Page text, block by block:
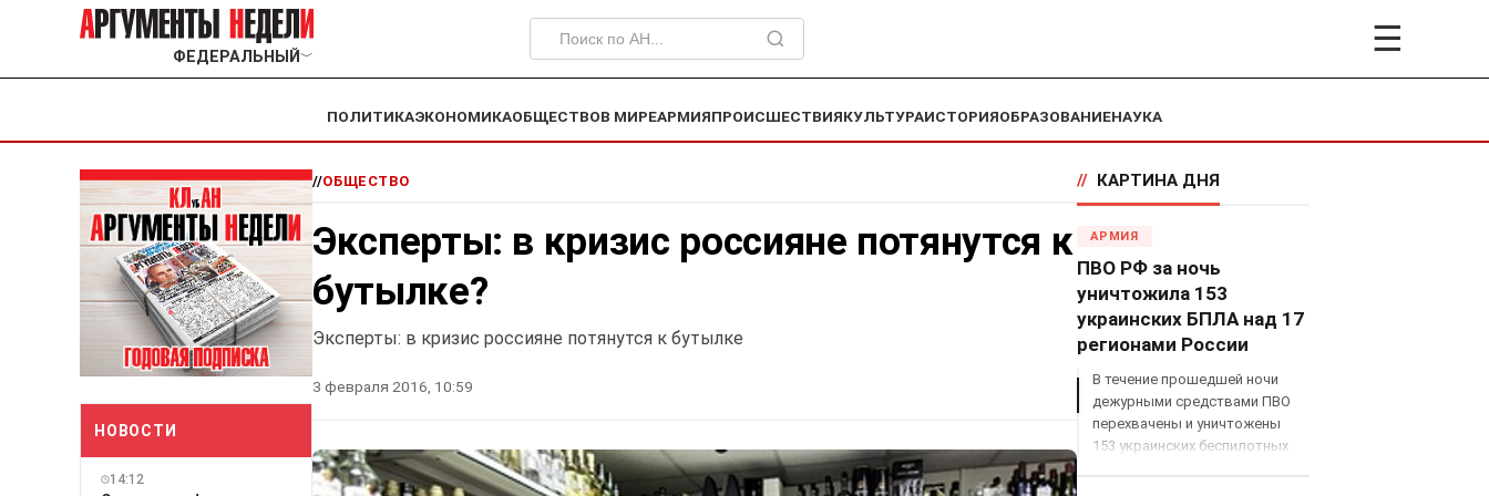
ФЕДЕРАЛЬНЫЙ ﹀ ☰
ПОЛИТИКАЭКОНОМИКАОБЩЕСТВОВ МИРЕАРМИЯПРОИСШЕСТВИЯКУЛЬТУРАИСТОРИЯОБРАЗОВАНИЕНАУКА
НОВОСТИ
14:12
//ОБЩЕСТВО
Эксперты: в кризис россияне потянутся к
бутылке?
Эксперты: в кризис россияне потянутся к бутылке
3 февраля 2016, 10:59
// КАРТИНА ДНЯ
АРМИЯ
ПВО РФ за ночь
уничтожила 153
украинских БПЛА над 17
регионами России
В течение прошедшей ночи
дежурными средствами ПВО
перехвачены и уничтожены
153 украинских беспилотных